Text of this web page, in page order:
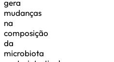
gera
mudanças
na
composição
da
microbiota